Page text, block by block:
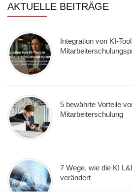
AKTUELLE BEITRÄGE
Integration von KI-
5 bewährte Vorteile
Mitarbeiterschulung
7 Wege, wie die KI
verändert